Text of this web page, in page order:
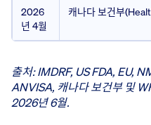
2026
년 4월
캐나다 보건부
출처: IMDRF, US FDA, EU,
ANVISA, 캐나다 보건부 및
2026년 6월.